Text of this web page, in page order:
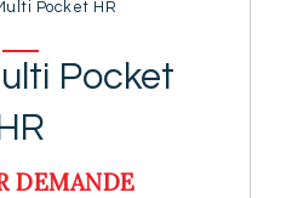
Pocket
HR
DEMANDE